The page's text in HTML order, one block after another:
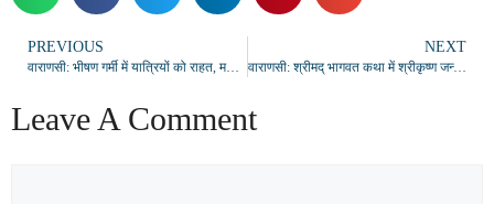
PREVIOUS
वाराणसी: भीषण गर्मी में यात्रियों को राहत, मऊ स्टेशन पर स्काउट-गाइड का जल सेवा अभियान जारी
NEXT
वाराणसी: श्रीमद् भागवत कथा में श्रीकृष्ण जन्मोत्सव की धूम, भक्ति और श्रद्धा में सराबोर हुए श्रद्धालु
Leave A Comment